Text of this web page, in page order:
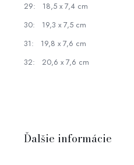
29: 18,5 x 7,4 cm
30: 19,3 x 7,5 cm
31: 19,8 x 7,6 cm
32: 20,6 x 7,6 cm
Ďalšie informácie